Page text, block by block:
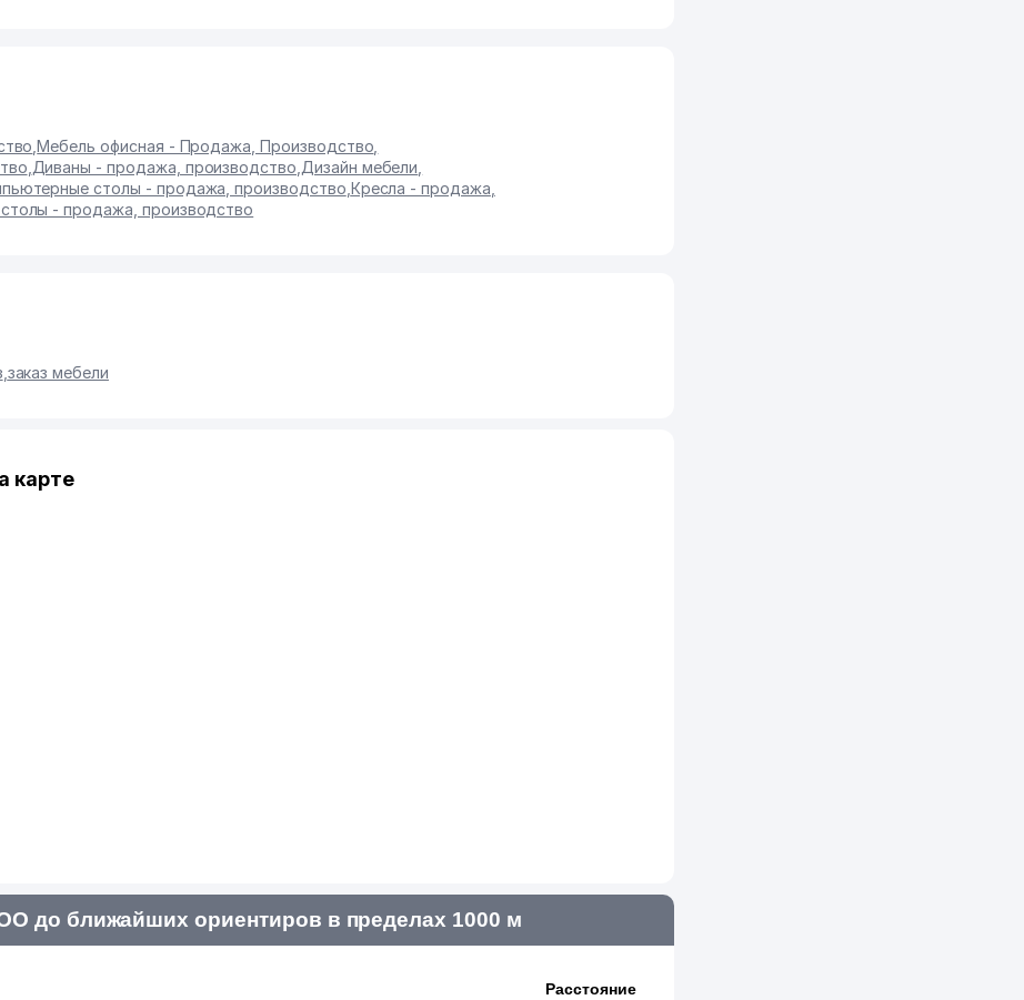
,Мебель офисная - Продажа, Производство
Диваны - продажа, производство Дизайн мебели
столы - продажа, производство Кресла - продажа
- продажа, производство
заказ мебели
карте
до ближайших ориентиров в пределах 1000 м
Расстояние